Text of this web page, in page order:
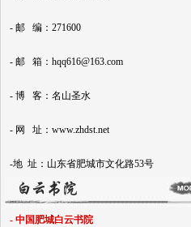
- 邮 编：271600
- 邮 箱：hqq616@163.com
- 博 客：名山圣水
- 网 址：www.zhdst.net
-地 址：山东省肥城市文化路53号
- 中国肥城白云书院